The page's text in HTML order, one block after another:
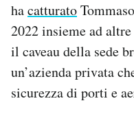
CALENDARIO
AREA PERSONALE
Area Personale
hacatturato
2022 insieme ad
il caveau della sede
un’azienda privata
sicurezza di porti e